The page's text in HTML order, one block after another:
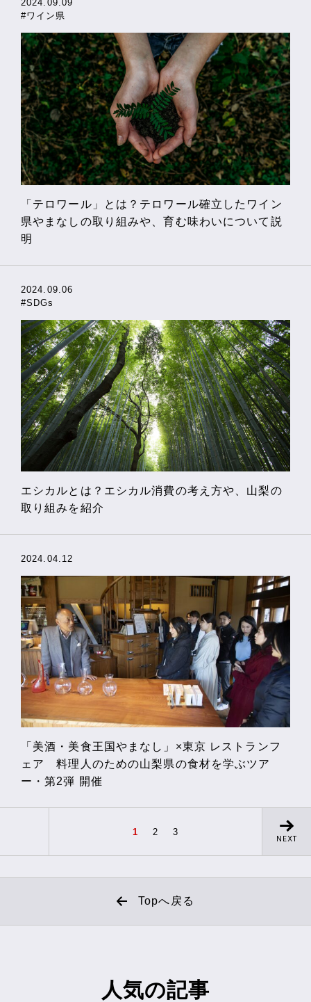
2024.09.09
#ワイン県
「テロワール」とは？テロワール確立したワイン
県やまなしの取り組みや、育む味わいについて説
明
2024.09.06
#SDGs
エシカルとは？エシカル消費の考え方や、山梨の
取り組みを紹介
2024.04.12
「美酒・美食王国やまなし」×東京 レストランフ
ェア 料理人のための山梨県の食材を学ぶツア
ー・第2弾 開催
1 2 3
NEXT
Topへ戻る
人気の記事